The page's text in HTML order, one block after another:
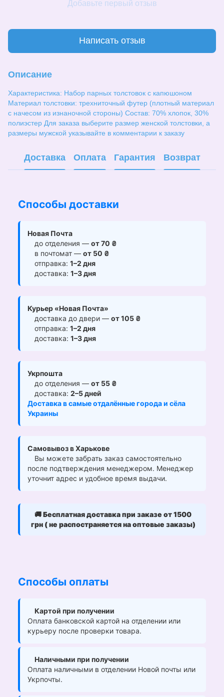
Добавьте первый отзыв
Написать отзыв
Описание
Характеристика: Набор парных толстовок с капюшоном
Материал толстовки: трехниточный футер (плотный материал
с начесом из изнаночной стороны) Состав: 70% хлопок, 30%
полиэстер Для заказа выберите размер женской толстовки, а
размеры мужской указывайте в комментарии к заказу
Доставка Оплата Гарантия Возврат
Способы доставки
Новая Почта
до отделения — от 70 ₴
в почтомат — от 50 ₴
отправка: 1–2 дня
доставка: 1–3 дня
Курьер «Новая Почта»
доставка до двери — от 105 ₴
отправка: 1–2 дня
доставка: 1–3 дня
Укрпошта
до отделения — от 55 ₴
доставка: 2–5 дней
Доставка в самые отдалённые города и сёла
Украины
Самовывоз в Харькове
Вы можете забрать заказ самостоятельно
после подтверждения менеджером. Менеджер
уточнит адрес и удобное время выдачи.
🚚Бесплатная доставка при заказе от 1500
грн ( не распостраняется на оптовые заказы)
Способы оплаты
Картой при получении
Оплата банковской картой на отделении или
курьеру после проверки товара.
Наличными при получении
Оплата наличными в отделении Новой почты или
Укрпочты.